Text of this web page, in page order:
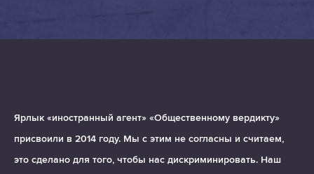
Ярлык «иностранный агент» «Общественному вердикту»
присвоили в 2014 году. Мы с этим не согласны и считаем,
это сделано для того, чтобы нас дискриминировать. Наш